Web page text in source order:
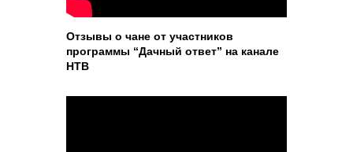
Отзывы о чане от участников
программы “Дачный ответ” на канале
НТВ